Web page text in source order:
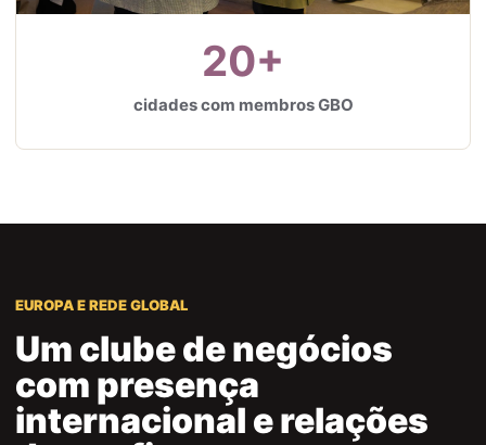
20+
cidades com membros GBO
EUROPA E REDE GLOBAL
Um clube de negócios
com presença
internacional e relações